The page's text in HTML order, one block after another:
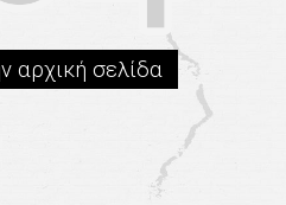
αρχική σελίδα